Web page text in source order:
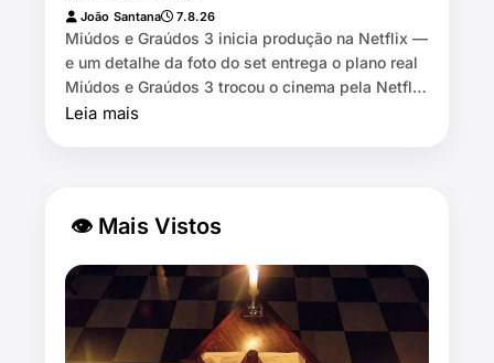
João Santana 7.8.26
Miúdos e Graúdos 3 inicia produção na Netflix —
e um detalhe da foto do set entrega o plano real
Miúdos e Graúdos 3 trocou o cinema pela Netflix
⏱️ 7 min de leitura …
Leia mais
👁 Mais Vistos